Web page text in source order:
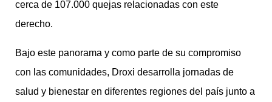
cerca de 107.000 quejas relacionadas con este
derecho.
Bajo este panorama y como parte de su compromiso
con las comunidades, Droxi desarrolla jornadas de
salud y bienestar en diferentes regiones del país junto a